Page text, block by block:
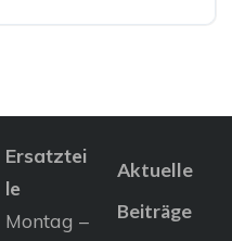
Ersatztei
le
Montag –
Aktuelle
Beiträge